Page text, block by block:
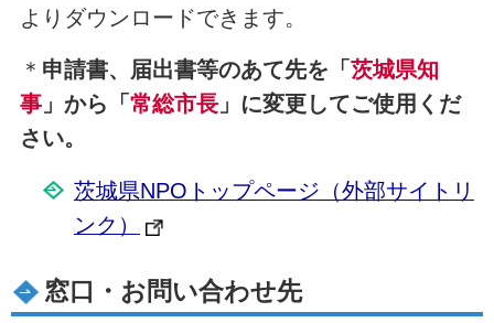
よりダウンロードできます。
＊ 申請書、届出書等のあて先を「 茨城県知
事」から「 常総市長」に変更してご使用くだ
さい。
茨城県NPOトップページ（外部サイトリ
ンク）
窓口・お問い合わせ先